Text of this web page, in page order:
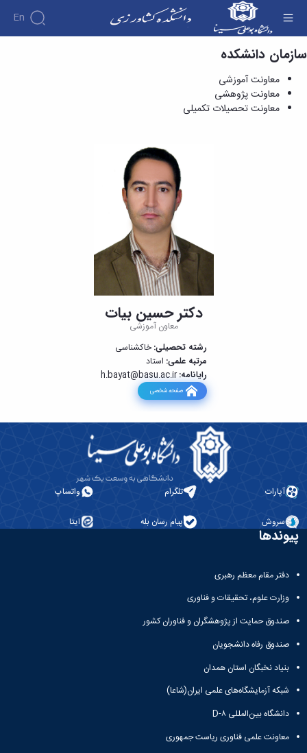
En
معاونت آموزشی - دانشکده کشاورزی
سازمان دانشکده
معاونت آموزشی
معاونت پژوهشی
معاونت تحصیلات تکمیلی
دکتر حسین بیات
معاون آموزشی
رشته تحصیلی:خاکشناسی
مرتبه علمی: استاد
رایانامه: h.bayat@basu.ac.ir
صفحه شخصی
آپارات تلگرام واتساپ
سروش پیام رسان بله ایتا
پیوندها
دفتر مقام معظم رهبری
وزارت علوم، تحقیقات و فناوری
صندوق حمایت از پژوهشگران و فناوران کشور
صندوق رفاه دانشجویان
بنیاد نخبگان استان همدان
شبکه آزمایشگاه‌های علمی ایران(شاعا)
دانشگاه بین‌المللی D-۸
معاونت علمی فناوری ریاست جمهوری